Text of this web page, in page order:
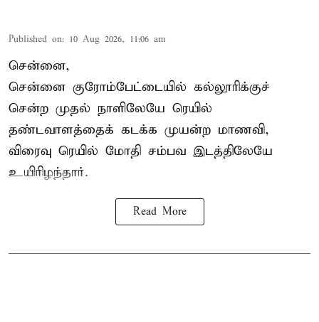
Published on: 10 Aug 2026, 11:06 am
சென்னை,
சென்னை குரோம்பேட்டையில் கல்லூரிக்குச்
சென்ற முதல் நாளிலேயே ரெயில்
தண்டவாளத்தைக் கடக்க முயன்ற மாணவி,
விரைவு ரெயில் மோதி சம்பவ இடத்திலேயே
உயிரிழந்தார்.
Read More